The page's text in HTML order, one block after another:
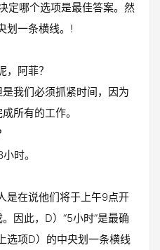
定哪个选项是最佳答案。然
划一条横线。!
阿菲？
我们必须抓紧时间，因为
所有的工作。
时。
是在说他们将于上午9点开
因此，D）“5小时”是最确
选项D）的中央划一条横线